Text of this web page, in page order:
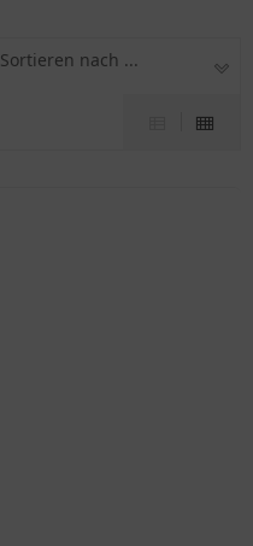
Sortieren nach ...